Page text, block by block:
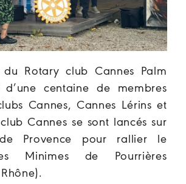
du Rotary club Cannes Palm
d’une centaine de membres
Cannes, Cannes Lérins et
Cannes se sont lancés sur
Provence pour rallier le
Minimes de Pourrières